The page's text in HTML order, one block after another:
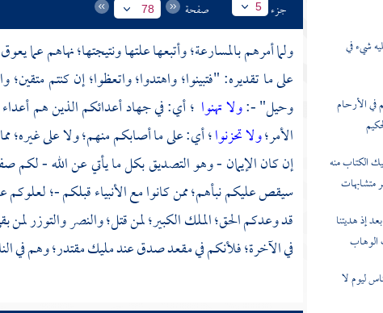
شيء في
الأرحام
الكتاب منه
متشابهات
إذ هديتنا
الوهاب
ليوم لا
جزء 5 صفحة 78
ولما أمرهم بالمسارعة؛ وأتبعها علتها ونتيجتها؛ نهاهم
على ما تقديره: "فتبينوا؛ واهتدوا؛ واتعظوا؛ إن كنتم
وحيل" -:ولا تهنوا ؛ أي: في جهاد أعدائكم الذين هم
الأمر؛ولا تحزنوا؛ أي: على ما أصابكم منهم؛ ولا على غيره؛
إن كان الإيمان - وهو التصديق بكل ما يأتي عن الله - لكم
سيقص عليكم نبأهم؛ ممن كانوا مع الأنبياء قبلكم -؛
قد وعدكم الحق؛ الملك الكبير؛ لمن قتل؛ والنصر والتوزر
في الآخرة؛ فلأنكم في مقعد صدق عند مليك مقتدر؛ وهم في